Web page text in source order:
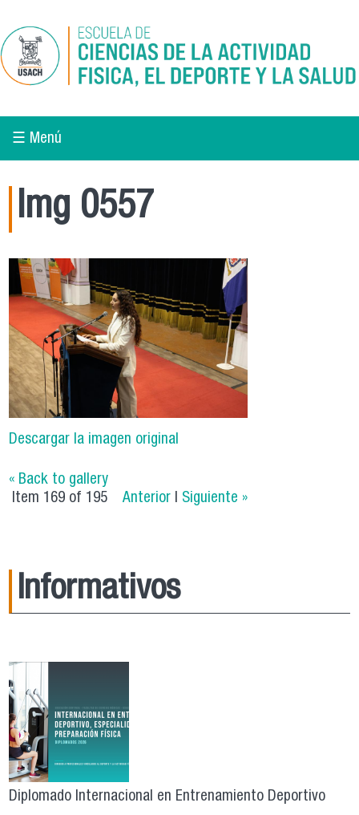
☰ Menú
Img 0557
Descargar la imagen original
« Back to gallery
Item 169 of 195
Anterior Siguiente »
Informativos
Diplomado Internacional en Entrenamiento Deportivo